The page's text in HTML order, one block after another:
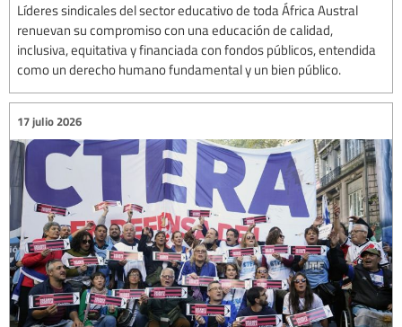
Líderes sindicales del sector educativo de toda África Austral
renuevan su compromiso con una educación de calidad,
inclusiva, equitativa y financiada con fondos públicos, entendida
como un derecho humano fundamental y un bien público.
17 julio 2026